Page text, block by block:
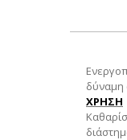
δύναμη
ΧΡΗΣΗ